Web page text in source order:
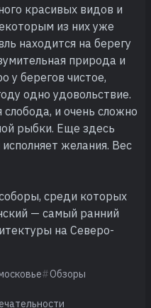
красивых видов и
из них уже
находится на берегу
природа и
у берегов чистое,
одно удовольствие.
и очень сложно
рыбки. Еще здесь
желания. Вес
среди которых
— самый ранний
на Северо-
Обзоры